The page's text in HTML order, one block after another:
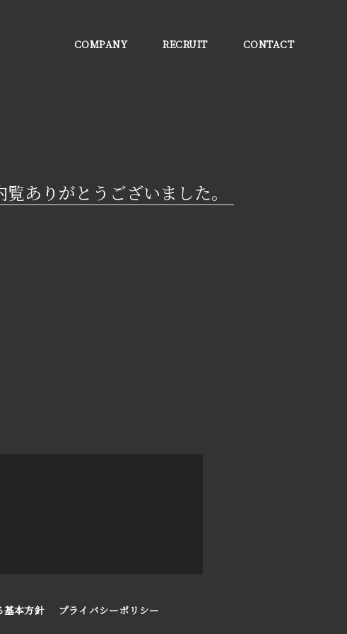
COMPANY RECRUIT CONTACT
ありがとうございました。
基本方針 プライバシーポリシー